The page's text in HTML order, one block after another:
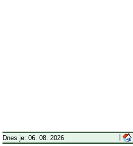
Dnes je: 06. 08. 2026